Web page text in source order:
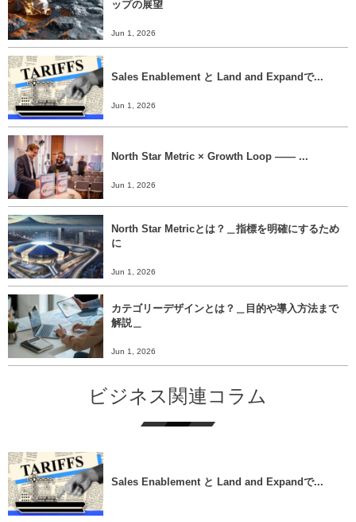
ップの展望
Jun 1, 2026
Sales Enablement と Land and Expandで...
Jun 1, 2026
North Star Metric × Growth Loop ―― ...
Jun 1, 2026
North Star Metricとは？＿指標を明確にするため
に
Jun 1, 2026
カテゴリーデザインとは？＿目的や導入方法まで
解説＿
Jun 1, 2026
ビジネス関連コラム
Sales Enablement と Land and Expandで...